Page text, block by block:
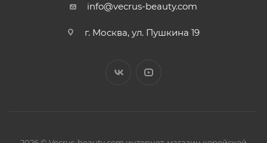
info@vecrus-beauty.com
г. Москва, ул. Пушкина 19